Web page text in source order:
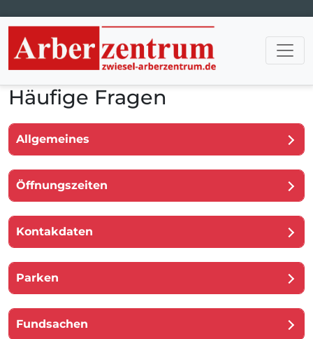
Hauptnavigation
Häufige Fragen
Allgemeines
Öffnungszeiten
Kontakdaten
Parken
Fundsachen